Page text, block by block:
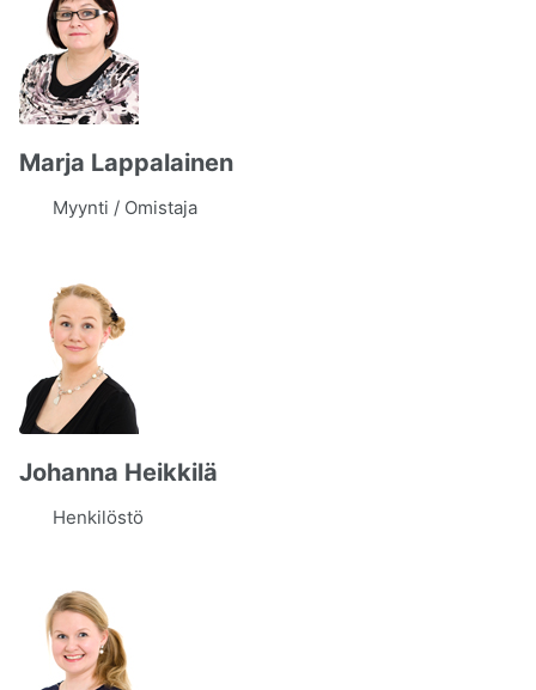
Marja Lappalainen
Myynti / Omistaja
Johanna Heikkilä
Henkilöstö